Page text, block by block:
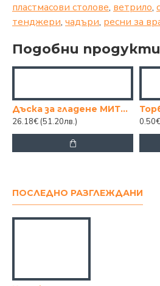
пластмасови столове, ветрило,
тенджери, чадъри, ресни за
Подобни продукти
Дъска за гладене МИТИ 1.20 Х 0.31
26.18€ (51.20лв.)
0.50€
ПОСЛЕДНО РАЗГЛЕЖДАНИ